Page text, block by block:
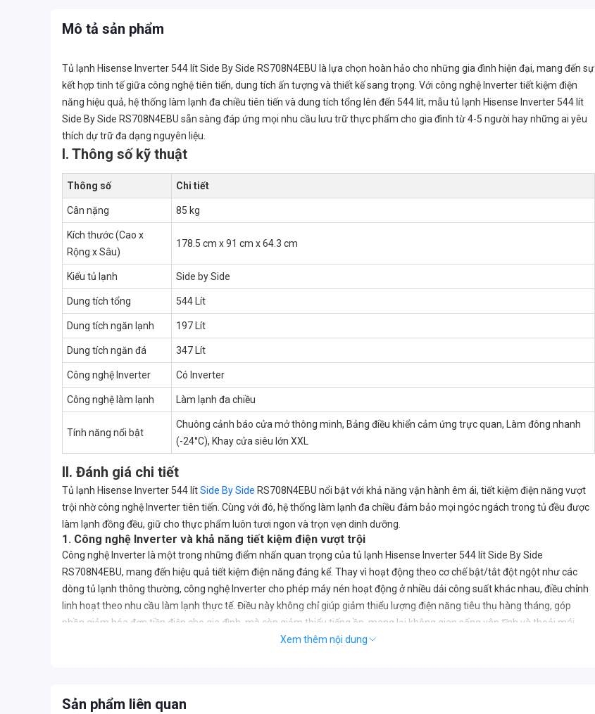
Mô tả sản phẩm
Tủ lạnh Hisense Inverter 544 lít Side By Side RS708N4EBU là lựa chọn hoàn hảo cho những gia đình hiện đại, mang đến sự
kết hợp tinh tế giữa công nghệ tiên tiến, dung tích ấn tượng và thiết kế sang trọng. Với công nghệ Inverter tiết kiệm điện
năng hiệu quả, hệ thống làm lạnh đa chiều tiên tiến và dung tích tổng lên đến 544 lít, mẫu tủ lạnh Hisense Inverter 544 lít
Side By Side RS708N4EBU sẵn sàng đáp ứng mọi nhu cầu lưu trữ thực phẩm cho gia đình từ 4-5 người hay những ai yêu
thích dự trữ đa dạng nguyên liệu.
I. Thông số kỹ thuật
Thông số Chi tiết
Cân nặng 85 kg
Kích thước (Cao x
Rộng x Sâu)
178.5 cm x 91 cm x 64.3 cm
Kiểu tủ lạnh Side by Side
Dung tích tổng 544 Lít
Dung tích ngăn lạnh 197 Lít
Dung tích ngăn đá 347 Lít
Công nghệ Inverter Có Inverter
Công nghệ làm lạnh Làm lạnh đa chiều
Tính năng nổi bật
Chuông cảnh báo cửa mở thông minh, Bảng điều khiển cảm ứng trực quan, Làm đông nhanh
(-24°C), Khay cửa siêu lớn XXL
II. Đánh giá chi tiết
Tủ lạnh Hisense Inverter 544 lítSide By Side RS708N4EBU nổi bật với khả năng vận hành êm ái, tiết kiệm điện năng vượt
trội nhờ công nghệ Inverter tiên tiến. Cùng với đó, hệ thống làm lạnh đa chiều đảm bảo mọi ngóc ngách trong tủ đều được
làm lạnh đồng đều, giữ cho thực phẩm luôn tươi ngon và trọn vẹn dinh dưỡng.
1. Công nghệ Inverter và khả năng tiết kiệm điện vượt trội
Công nghệ Inverter là một trong những điểm nhấn quan trọng của tủ lạnh Hisense Inverter 544 lít Side By Side
RS708N4EBU, mang đến hiệu quả tiết kiệm điện năng đáng kể. Thay vì hoạt động theo cơ chế bật/tắt đột ngột như các
dòng tủ lạnh thông thường, công nghệ Inverter cho phép máy nén hoạt động ở nhiều dải công suất khác nhau, điều chỉnh
linh hoạt theo nhu cầu làm lạnh thực tế. Điều này không chỉ giúp giảm thiểu lượng điện năng tiêu thụ hàng tháng, góp
phần giảm hóa đơn tiền điện cho gia đình, mà còn giảm thiểu tiếng ồn, mang lại không gian sống yên tĩnh và thoải mái
hơn. Khả năng vận hành êm ái của tủ lạnh Hisense Inverter còn giúp kéo dài tuổi thọ của máy nén, hạn chế hư hỏng và
Xem thêm nội dung
Sản phẩm liên quan